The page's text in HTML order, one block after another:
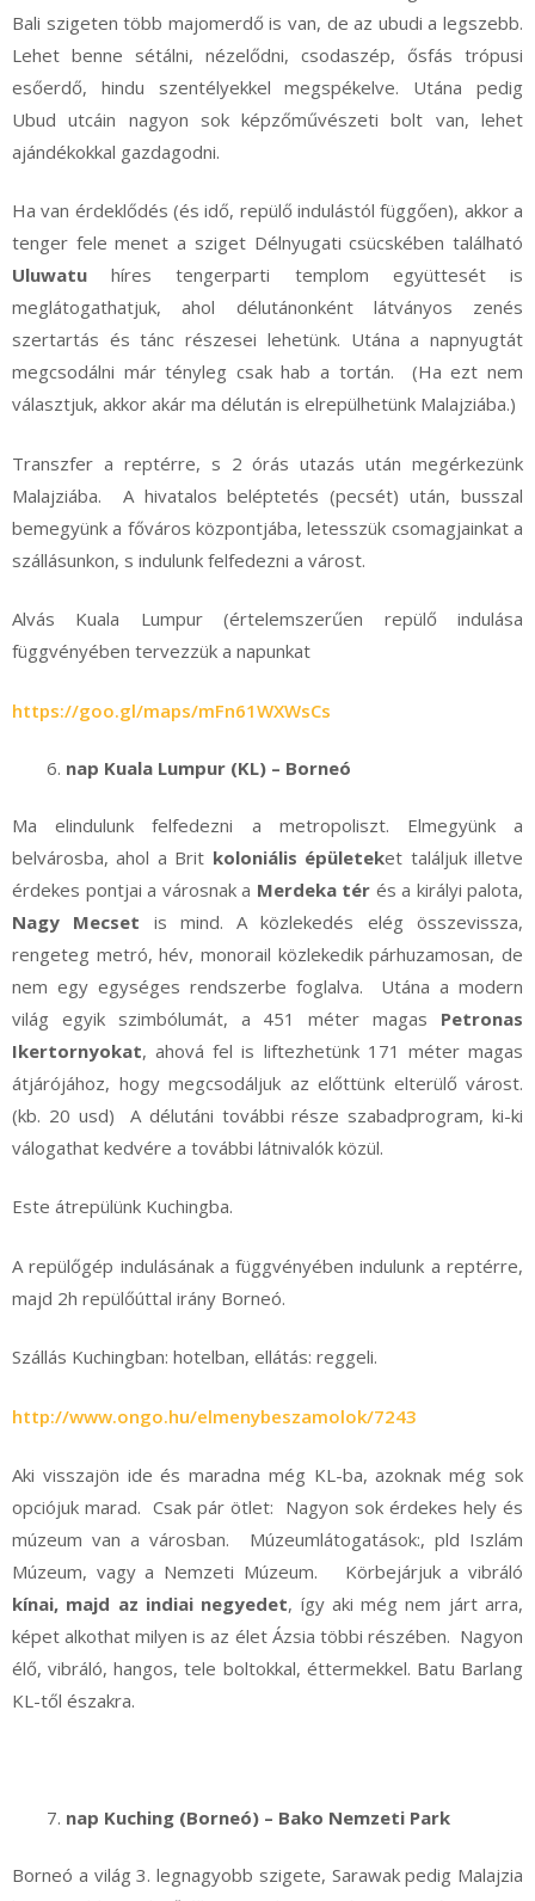
Bali szigeten több majomerdő is van, de az ubudi a legszebb.
Lehet benne sétálni, nézelődni, csodaszép, ősfás trópusi
esőerdő, hindu szentélyekkel megspékelve. Utána pedig
Ubud utcáin nagyon sok képzőművészeti bolt van, lehet
ajándékokkal gazdagodni.
Ha van érdeklődés (és idő, repülő indulástól függően), akkor a
tenger fele menet a sziget Délnyugati csücskében található
Uluwatu híres tengerparti templom együttesét is
meglátogathatjuk, ahol délutánonként látványos zenés
szertartás és tánc részesei lehetünk. Utána a napnyugtát
megcsodálni már tényleg csak hab a tortán. (Ha ezt nem
választjuk, akkor akár ma délután is elrepülhetünk Malajziába.)
Transzfer a reptérre, s 2 órás utazás után megérkezünk
Malajziába. A hivatalos beléptetés (pecsét) után, busszal
bemegyünk a főváros központjába, letesszük csomagjainkat a
szállásunkon, s indulunk felfedezni a várost.
Alvás Kuala Lumpur (értelemszerűen repülő indulása
függvényében tervezzük a napunkat
https://goo.gl/maps/mFn61WXWsCs
nap Kuala Lumpur (KL) – Borneó
Ma elindulunk felfedezni a metropoliszt. Elmegyünk a
belvárosba, ahol a Brit koloniális épületeket találjuk illetve
érdekes pontjai a városnak a Merdeka tér és a királyi palota,
Nagy Mecset is mind. A közlekedés elég összevissza,
rengeteg metró, hév, monorail közlekedik párhuzamosan, de
nem egy egységes rendszerbe foglalva. Utána a modern
világ egyik szimbólumát, a 451 méter magas Petronas
Ikertornyokat, ahová fel is liftezhetünk 171 méter magas
átjárójához, hogy megcsodáljuk az előttünk elterülő várost.
(kb. 20 usd) A délutáni további része szabadprogram, ki-ki
válogathat kedvére a további látnivalók közül.
Este átrepülünk Kuchingba.
A repülőgép indulásának a függvényében indulunk a reptérre,
majd 2h repülőúttal irány Borneó.
Szállás Kuchingban: hotelban, ellátás: reggeli.
http://www.ongo.hu/elmenybeszamolok/7243
Aki visszajön ide és maradna még KL-ba, azoknak még sok
opciójuk marad. Csak pár ötlet: Nagyon sok érdekes hely és
múzeum van a városban. Múzeumlátogatások:, pld Iszlám
Múzeum, vagy a Nemzeti Múzeum. Körbejárjuk a vibráló
kínai, majd az indiai negyedet, így aki még nem járt arra,
képet alkothat milyen is az élet Ázsia többi részében. Nagyon
élő, vibráló, hangos, tele boltokkal, éttermekkel. Batu Barlang
KL-től északra.
nap Kuching (Borneó) – Bako Nemzeti Park
Borneó a világ 3. legnagyobb szigete, Sarawak pedig Malajzia